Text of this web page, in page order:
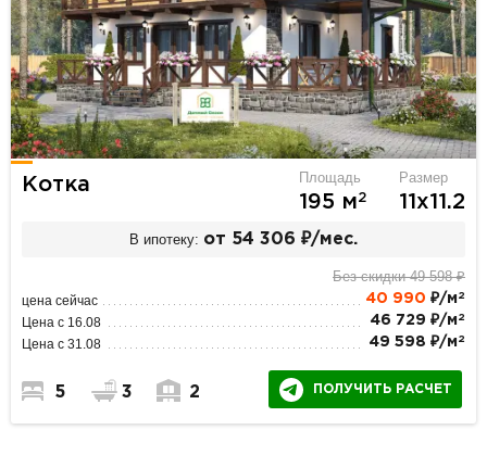
Котка Площадь
195 м2
Размер
11х11.2
В ипотеку: от 54 306 ₽/мес.
Без скидки 49 598 ₽
цена сейчас 40 990 ₽/м 2
Цена с 16.08 46 729 ₽/м 2
Цена с 31.08 49 598 ₽/м 2
5 3 2 ПОЛУЧИТЬ РАСЧЕТ